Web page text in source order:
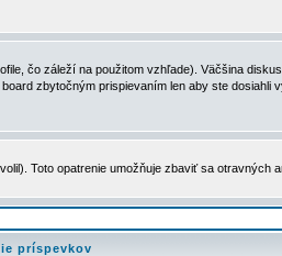
čo záleží na použitom vzhľade). Väčšina
zbytočným prispievaním len aby ste
Toto opatrenie umožňuje zbaviť sa otravných
príspevkov